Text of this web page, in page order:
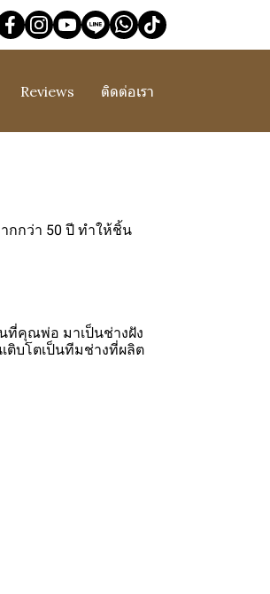
Reviews ติดต่อเรา
กกว่า 50 ปี ทำให้ชิ้น
ที่คุณพ่อ มาเป็นช่างฝัง
ติบโตเป็นทีมช่างที่ผลิต